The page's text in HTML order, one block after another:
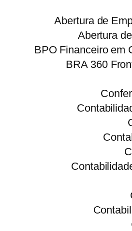
Abertura de
Abertura
BPO Financeiro em
BRA 360